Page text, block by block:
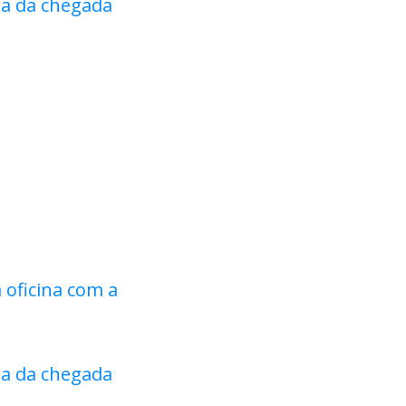
da chegada
com a
da chegada